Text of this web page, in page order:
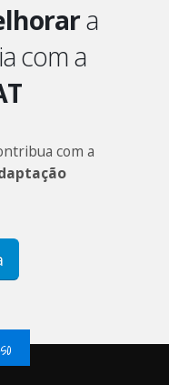
a
com a
com a